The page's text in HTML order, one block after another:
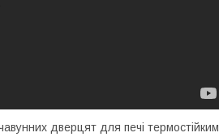
дверцят для печі